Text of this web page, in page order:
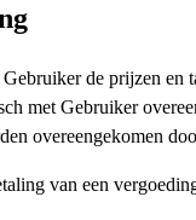
de prijzen
met Gebruiker
overeengekomen
van een